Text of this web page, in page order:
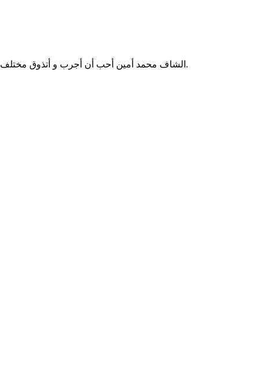
الشاف محمد أمين أحب أن أجرب و أتذوق مختلف الأطباق من مختلف البلدان، لذلك سأخذكم في جولة في المطابخ العالمية و أقدم لكم أشهى و أرقى الأطباق بطريقة سهلة و ناجحة.